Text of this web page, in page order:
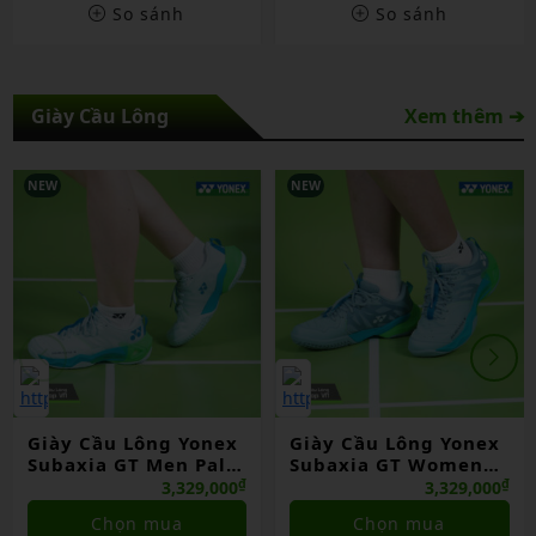
So sánh
So sánh
Giày Cầu Lông Xem thêm ➔
NEW
Giày Cầu Lông Yonex
Subaxia GT Men Pale
Green Chính Hãng
3,329,000₫
Chọn mua
NEW
Giày Cầu Lông Yonex
Subaxia GT Women
Grayish Green Chính
Hãng
3,329,000₫
Chọn mua